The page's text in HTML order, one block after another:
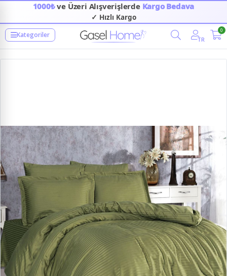
1000₺ve Üzeri Alışverişlerde Kargo Bedava
✓ Hızlı Kargo
Kategoriler
TR
0